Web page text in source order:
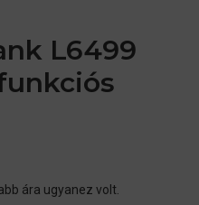
L6499
ára ugyanez volt.